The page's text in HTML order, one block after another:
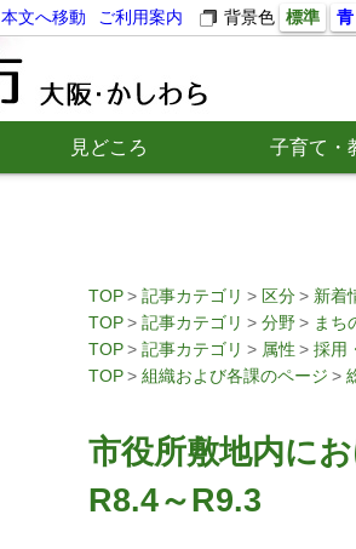
本文へ移動 ご利用案内 背景色 標準 青
見どころ 子育て・
TOP 記事カテゴリ 区分
新着
TOP
記事カテゴリ 分野 まち
TOP
記事カテゴリ 属性
採用
TOP
組織および各課のページ
市役所敷地内に
R8.4～R9.3